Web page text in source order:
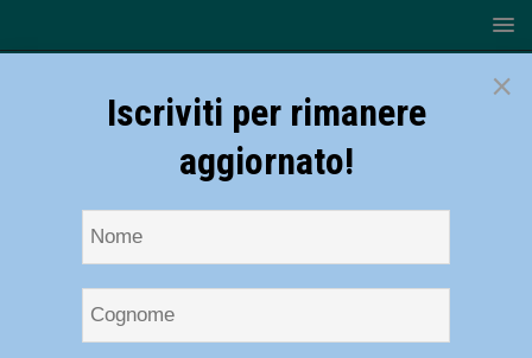
×
Iscriviti per rimanere
aggiornato!